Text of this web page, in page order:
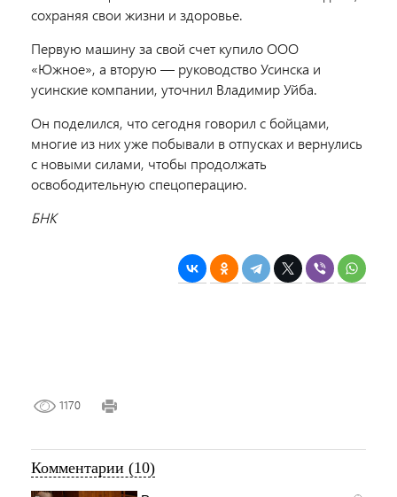
сохраняя свои жизни и здоровье.
Первую машину за свой счет купило ООО
«Южное», а вторую — руководство Усинска и
усинские компании, уточнил Владимир Уйба.
Он поделился, что сегодня говорил с бойцами,
многие из них уже побывали в отпусках и вернулись
с новыми силами, чтобы продолжать
освободительную спецоперацию.
БНК
1170
Комментарии (10)